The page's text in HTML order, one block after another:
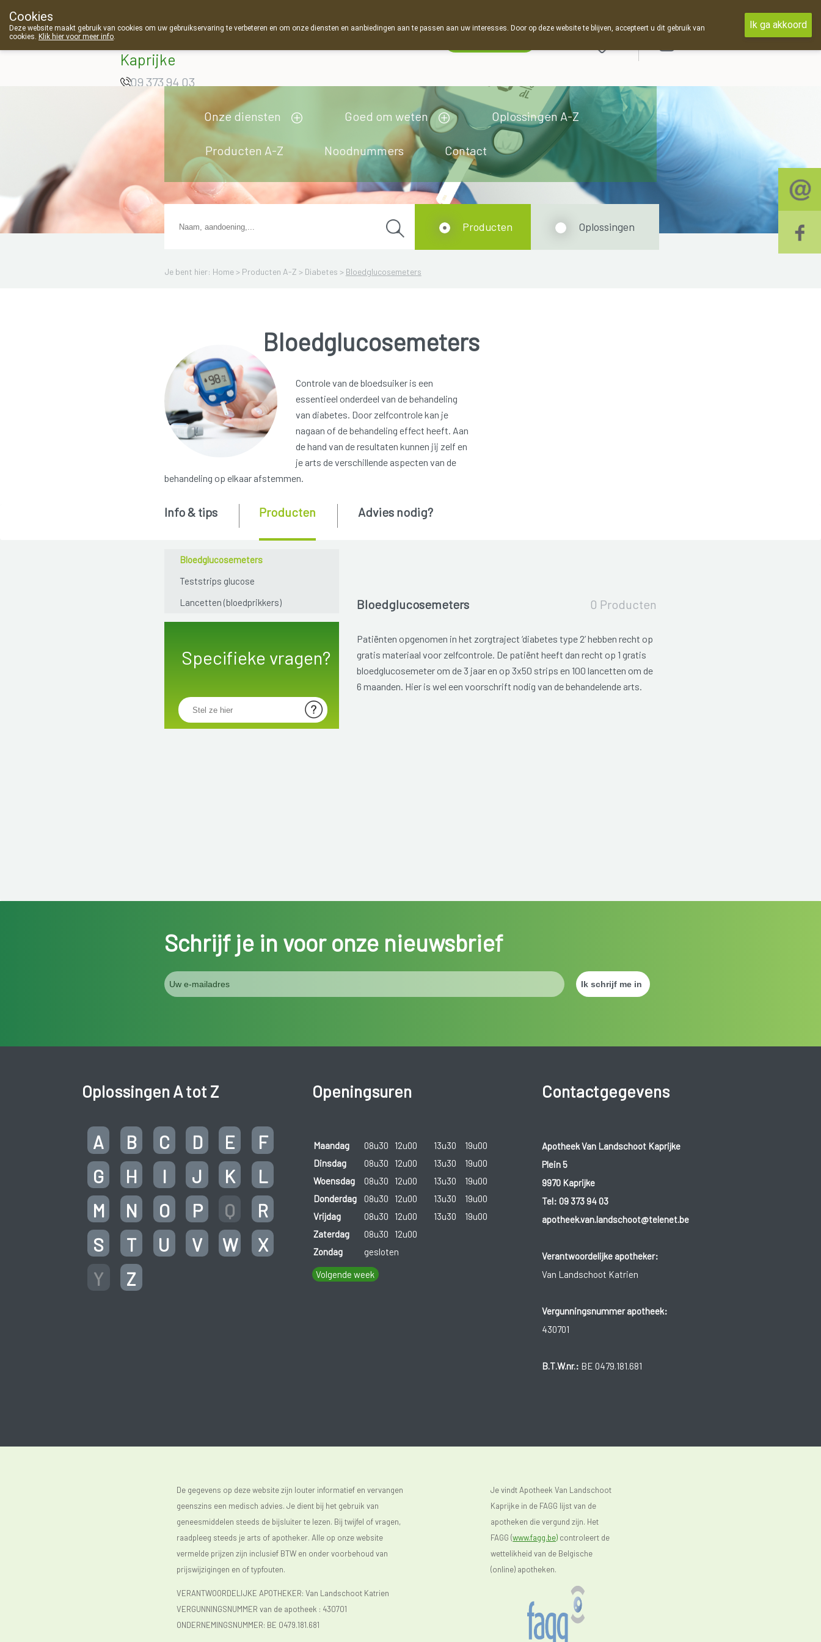
Apotheek Van
Kaprijke
09 373 94 03
Onze diensten Goed om weten Oplossingen A-Z
Producten A-Z Noodnummers Contact
Je bent hier: Home > Producten A-Z > Diabetes > Bloedglucosemeters
Producten Oplossingen
Bloedglucosemeters
Controle van de bloedsuiker is een
essentieel onderdeel van de behandeling
van diabetes. Door zelfcontrole kan je
nagaan of de behandeling effect heeft. Aan
de hand van de resultaten kunnen jij zelf en
je arts de verschillende aspecten van de
behandeling op elkaar afstemmen.
Bloedglucosemeters
Teststrips glucose
Lancetten (bloedprikkers)
Specifieke vragen?
Info & tips Producten Advies nodig?
Bloedglucosemeters 0 Producten
Patiënten opgenomen in het zorgtraject ‘diabetes type 2’ hebben recht op
gratis materiaal voor zelfcontrole. De patiënt heeft dan recht op 1 gratis
bloedglucosemeter om de 3 jaar en op 3x50 strips en 100 lancetten om de
6 maanden. Hier is wel een voorschrift nodig van de behandelende arts.
Schrijf je in voor onze nieuwsbrief
Oplossingen A tot Z
A B C D E
F
G
H I J K
L
M
N O P Q
R
S
T U V W
X
Y
Z
Openingsuren
Maandag 08u30 12u00 13u30
19u00
Dinsdag
08u30 12u00 13u30
19u00
Woensdag
08u30 12u00 13u30
19u00
Donderdag
08u30 12u00 13u30
19u00
Vrijdag
08u30 12u00 13u30
19u00
Zaterdag
08u30
12u00
Zondag
gesloten
Volgende week
Contactgegevens
Apotheek Van Landschoot Kaprijke
Plein 5
9970 Kaprijke
Tel: 09 373 94 03
apotheek.van.landschoot@telenet.be
Verantwoordelijke apotheker:
Van Landschoot Katrien
Vergunningsnummer apotheek:
430701
B.T.W.nr.: BE 0479.181.681
De gegevens op deze website zijn louter informatief en vervangen
geenszins een medisch advies. Je dient bij het gebruik van
geneesmiddelen steeds de bijsluiter te lezen. Bij twijfel of vragen,
raadpleeg steeds je arts of apotheker. Alle op onze website
vermelde prijzen zijn inclusief BTW en onder voorbehoud van
prijswijzigingen en of typfouten.
VERANTWOORDELIJKE APOTHEKER: Van Landschoot Katrien
VERGUNNINGSNUMMER van de apotheek : 430701
ONDERNEMINGSNUMMER: BE 0479.181.681
Je vindt Apotheek Van Landschoot
Kaprijke in de FAGG lijst van de
apotheken die vergund zijn. Het
FAGG (www.fagg.be) controleert de
wettelikheid van de Belgische
(online) apotheken.
Cookies
Deze website maakt gebruik van cookies om uw gebruikservaring te verbeteren en om onze diensten en aanbiedingen aan te passen aan uw interesses. Door op deze website te blijven, accepteert u dit gebruik van
cookies. Klik hier voor meer info.
Ik ga akkoord